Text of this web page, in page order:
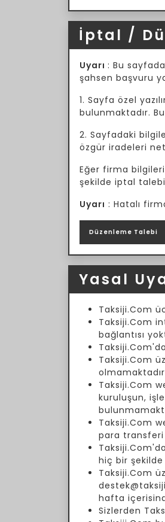
İptal /
Uyarı : Bu
şahsen başvuru
1. Sayfa özel
bulunmaktadır.
2. Sayfadaki
özgür iradeleri
Eğer firma
şekilde iptal
Uyarı : Hatalı
Düzenleme Talebi
Yasal
Taksiji.Com
Taksiji.Com
bağlantısı
Taksiji.Com
Taksiji.Com
kuruluşun,
Taksiji.Com
para
hiç bir
Taksiji.Com
hafta
Sizlerden